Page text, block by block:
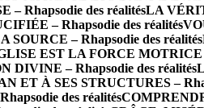
– Rhapsodie des réalitésLA
– Rhapsodie des réalités
SOURCE – Rhapsodie des réalités
EST LA FORCE MOTRICE
– Rhapsodie des réalités
ET À SES STRUCTURES –
des réalités